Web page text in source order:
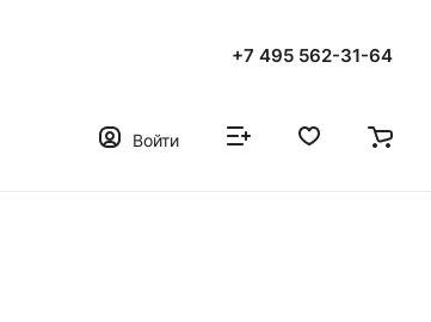
+7 495 562-31-64
Войти